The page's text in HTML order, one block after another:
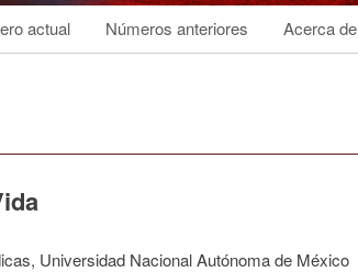
actual Números anteriores Acerca de
Universidad Nacional Autónoma de México